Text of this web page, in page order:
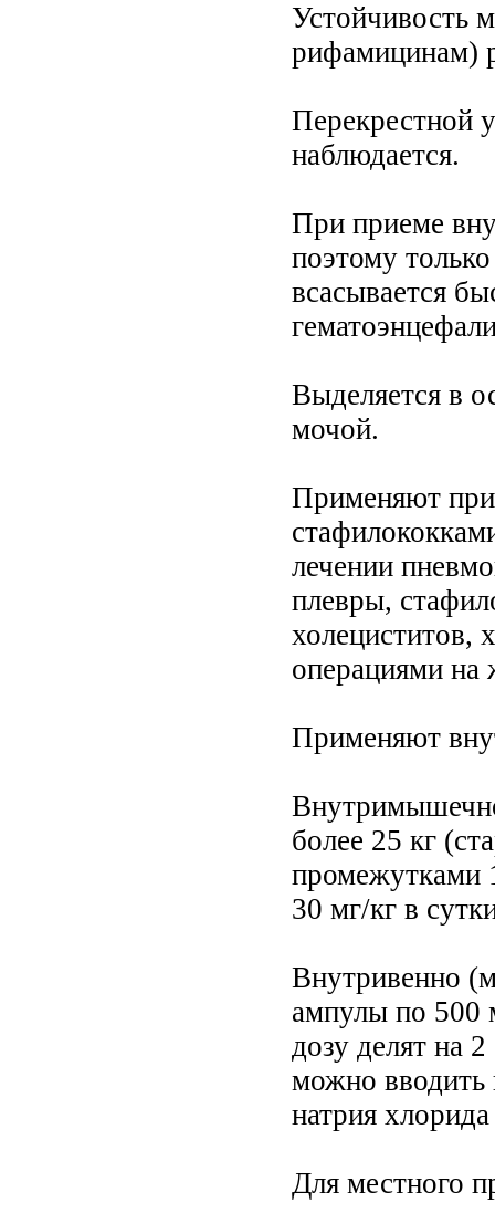
Устойчивость
рифамицинам)
Перекрестной
наблюдается.
При приеме
поэтому
всасывается
Выделяется в
мочой.
Применяют
лечении
плевры,
холециститов,
операциями на
Применяют
более 25 кг
промежутками
30 мг/кг в
Внутривенно
ампулы по 500
дозу делят на
можно вводить
натрия
Для местного